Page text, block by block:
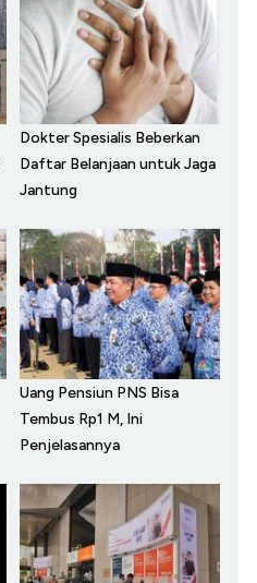
Dokter Spesialis Beberkan
Daftar Belanjaan untuk Jaga
Jantung
Uang Pensiun PNS Bisa
Tembus Rp1 M, Ini
Penjelasannya